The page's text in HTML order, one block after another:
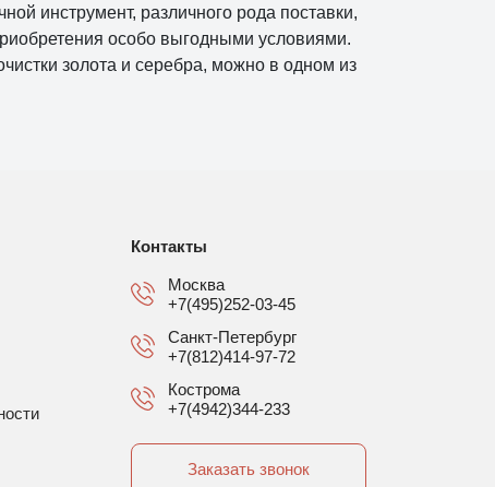
инструмент, различного рода поставки,
особо выгодными условиями.
золота и серебра, можно в одном из
Контакты
Москва
+7(495)252-03-45
Санкт-Петербург
+7(812)414-97-72
Кострома
+7(4942)344-233
Заказать звонок